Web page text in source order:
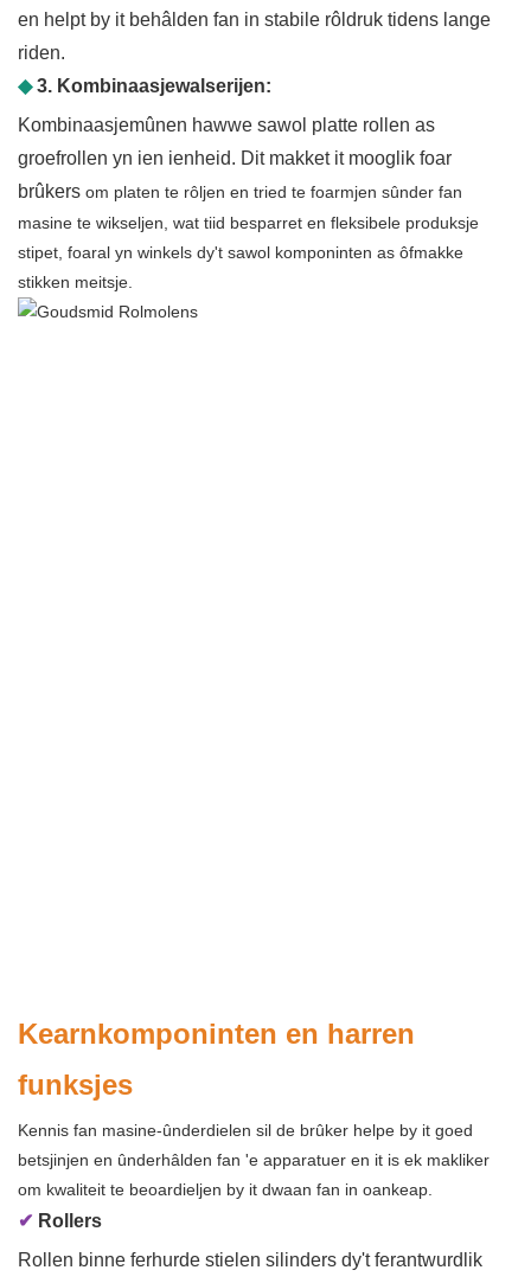
en helpt by it behâlden fan in stabile rôldruk tidens lange
riden.
◆3. Kombinaasjewalserijen:
Kombinaasjemûnen hawwe sawol platte rollen as
groefrollen yn ien ienheid. Dit makket it mooglik foar
brûkers om platen te rôljen en tried te foarmjen sûnder fan
masine te wikseljen, wat tiid besparret en fleksibele produksje
stipet, foaral yn winkels dy't sawol komponinten as ôfmakke
stikken meitsje.
Kearnkomponinten en harren
funksjes
Kennis fan masine-ûnderdielen sil de brûker helpe by it goed
betsjinjen en ûnderhâlden fan 'e apparatuer en it is ek makliker
om kwaliteit te beoardieljen by it dwaan fan in oankeap.
✔ Rollers
Rollen binne ferhurde stielen silinders dy't ferantwurdlik